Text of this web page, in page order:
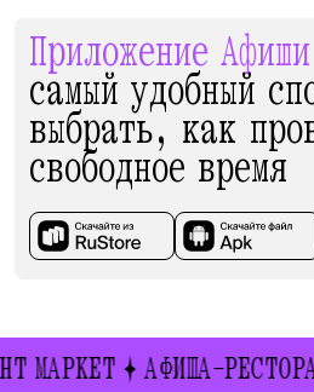
Приложение Афиши
самый удобный
выбрать, как
свободное время
МАРКЕТ АФИША-